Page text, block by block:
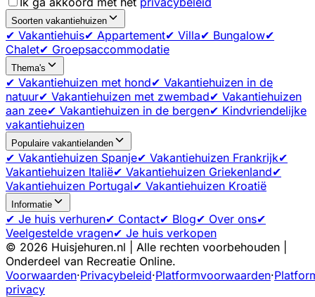
Soorten vakantiehuizen
✔ Vakantiehuis✔ Appartement✔ Villa✔ Bungalow✔
Chalet✔ Groepsaccommodatie
Thema's
✔ Vakantiehuizen met hond✔ Vakantiehuizen in de
natuur✔ Vakantiehuizen met zwembad✔ Vakantiehuizen
aan zee✔ Vakantiehuizen in de bergen✔ Kindvriendelijke
vakantiehuizen
Populaire vakantielanden
✔ Vakantiehuizen Spanje✔ Vakantiehuizen Frankrijk✔
Vakantiehuizen Italië✔ Vakantiehuizen Griekenland✔
Vakantiehuizen Portugal✔ Vakantiehuizen Kroatië
Informatie
✔ Je huis verhuren✔ Contact✔ Blog✔ Over ons✔
Veelgestelde vragen✔ Je huis verkopen
© 2026 Huisjehuren.nl | Alle rechten voorbehouden |
Onderdeel van Recreatie Online.
Voorwaarden·Privacybeleid·Platformvoorwaarden·
privacy